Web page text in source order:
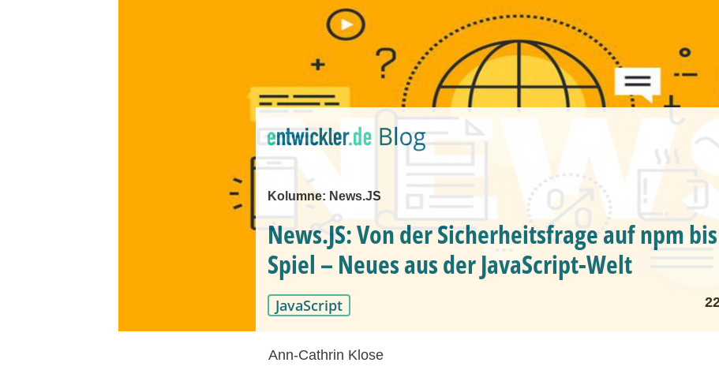
Kolumne: News.JS
News.JS: Von der Sicherheitsfrage auf npm
Spiel – Neues aus der JavaScript-Welt
JavaScript
Ann-Cathrin Klose